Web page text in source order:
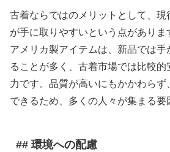
古着ならではのメリットとして、現
が手に取りやすいという点があり
アメリカ製アイテムは、新品では
ることが多く、古着市場では比較
力です。品質が高いにもかかわらず
できるため、多くの人々が集まる要
## 環境への配慮